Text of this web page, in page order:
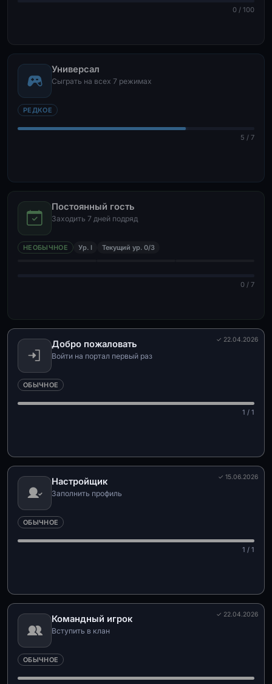
0 / 100
Универсал
Сыграть на всех 7 режимах
РЕДКОЕ
5 / 7
Постоянный гость
Заходить 7 дней подряд
НЕОБЫЧНОЕ Ур. I Текущий ур. 0/3
0 / 7
✓ 22.04.2026
Добро пожаловать
Войти на портал первый раз
ОБЫЧНОЕ
1 / 1
✓ 15.06.2026
Настройщик
Заполнить профиль
ОБЫЧНОЕ
1 / 1
✓ 22.04.2026
Командный игрок
Вступить в клан
ОБЫЧНОЕ